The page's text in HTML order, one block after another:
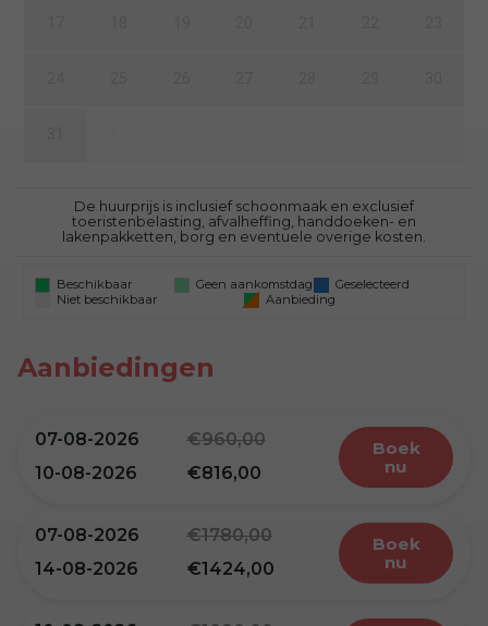
De huurprijs is inclusief schoonmaak en exclusief
toeristenbelasting, afvalheffing, handdoeken- en
lakenpakketten, borg en eventuele overige kosten.
Beschikbaar Geen aankomstdag
Geselecteerd
Niet beschikbaar
Aanbieding
Aanbiedingen
07-08-2026
10-08-2026
960,00
816,00
boek
nu
07-08-2026
14-08-2026
1780,00
1424,00
boek
nu